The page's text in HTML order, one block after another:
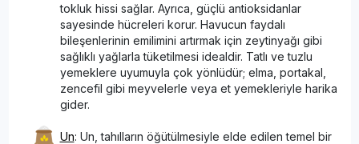
tokluk hissi sağlar. Ayrıca, güçlü antioksidanlar
sayesinde hücreleri korur. Havucun faydalı
bileşenlerinin emilimini artırmak için zeytinyağı gibi
sağlıklı yağlarla tüketilmesi idealdir. Tatlı ve tuzlu
yemeklere uyumuyla çok yönlüdür; elma, portakal,
zencefil gibi meyvelerle veya et yemekleriyle harika
gider.
Un: Un, tahılların öğütülmesiyle elde edilen temel bir